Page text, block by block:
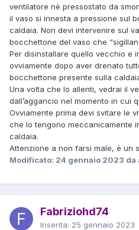
ventilatore nè pressostato da
il vaso si innesta a pressione sul
caldaia. Non devi intervenire sul
bocchettone del vaso che
Per disinstallare quello vecchio e
ovviamente dopo aver drenato
bocchettone presente sulla
Una volta che lo allenti, vedrai il
dall’aggancio nel momento in cui
Ovviamente prima devi svitare le
che lo tengono meccanicamente
caldaia.
Attenzione a non farsi male, è un
Modificato: 24 gennaio 2023 da
Fabriziohd74
Inserita: 25 gennaio 2023